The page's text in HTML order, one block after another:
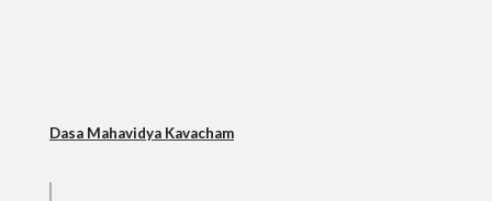
Dasa Mahavidya Kavacham